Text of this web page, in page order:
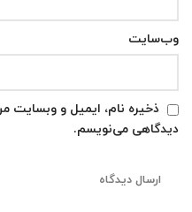
وب‌سایت
ذخیره نام، ایمیل و وبسایت
دیدگاهی می‌نویسم.